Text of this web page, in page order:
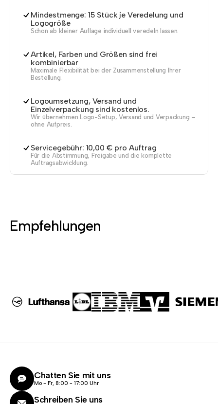
Mindestmenge: 15 Stück je Veredelung und
Logogröße
Schon ab kleiner Auflage individuell veredeln lassen.
Artikel, Farben und Größen sind frei
kombinierbar
Maximale Flexibilität bei der Zusammenstellung Ihrer
Bestellung.
Logoumsetzung, Versand und
Einzelverpackung sind kostenlos.
Wir übernehmen Logo-Setup, Versand und Verpackung –
ohne Aufpreis.
Servicegebühr: 10,00 € pro Auftrag
Für die Abstimmung, Freigabe und die komplette
Auftragsabwicklung.
Empfehlungen
Chatten Sie mit uns
Mo - Fr, 8:00 - 17:00 Uhr
Schreiben Sie uns